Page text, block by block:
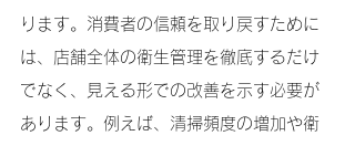
ります。消費者の信頼を取り戻すために
は、店舗全体の衛生管理を徹底するだけ
でなく、見える形での改善を示す必要が
あります。例えば、清掃頻度の増加や衛